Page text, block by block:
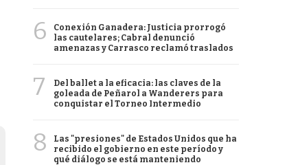
6
Conexión Ganadera: Justicia prorrogó
las cautelares; Cabral denunció
amenazas y Carrasco reclamó traslados
7
Del ballet a la eficacia: las claves de la
goleada de Peñarol a Wanderers para
conquistar el Torneo Intermedio
8
Las "presiones" de Estados Unidos que ha
recibido el gobierno en este período y
qué diálogo se está manteniendo